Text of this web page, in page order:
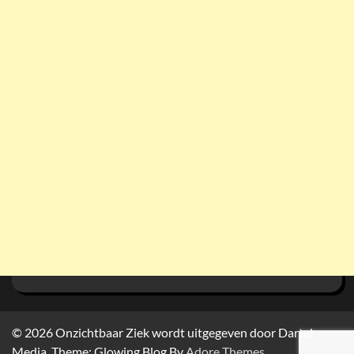
© 2026Onzichtbaar Ziek wordt uitgegeven door Dartel